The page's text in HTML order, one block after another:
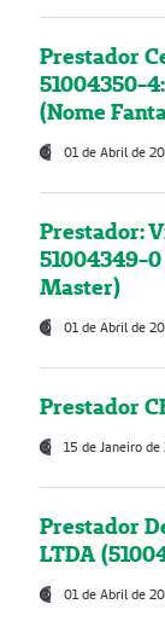
Prestador
51004350-
(Nome
01 de Abril de
Prestador:
51004349-
Master)
01 de Abril de
Prestador
15 de Janeiro
Prestador
LTDA
01 de Abril de